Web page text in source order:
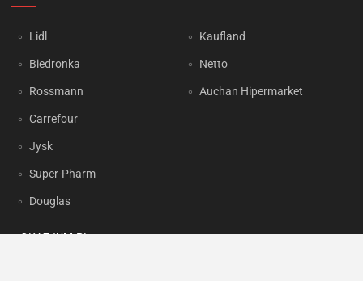
Lidl
Biedronka
Rossmann
Carrefour
Jysk
Super-Pharm
Douglas
Kaufland
Netto
Auchan Hipermarket
OKAZJUM.PL